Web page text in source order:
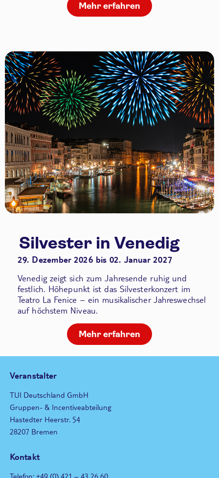
Mehr erfahren
Silvester in Venedig
29. Dezember 2026 bis 02. Januar 2027
Venedig zeigt sich zum Jahresende ruhig und
festlich. Höhepunkt ist das Silvesterkonzert im
Teatro La Fenice – ein musikalischer Jahreswechsel
auf höchstem Niveau.
Mehr erfahren
Veranstalter
TUI Deutschland GmbH
Gruppen- & Incentiveabteilung
Hastedter Heerstr. 54
28207 Bremen
Kontakt
Telefon: +49 (0) 421 – 43 26 60